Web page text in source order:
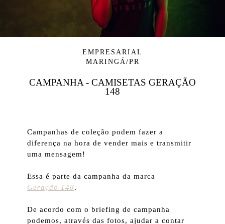
EMPRESARIAL
MARINGÁ/PR
CAMPANHA - CAMISETAS GERAÇÃO
148
Campanhas de coleção podem fazer a
diferença na hora de vender mais e transmitir
uma mensagem!
Essa é parte da campanha da marca
Geração 148.
De acordo com o briefing de campanha
podemos, através das fotos, ajudar a contar